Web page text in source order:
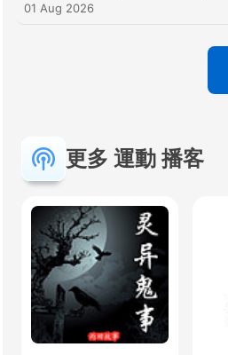
01 Aug 2026
更多 運動 播客